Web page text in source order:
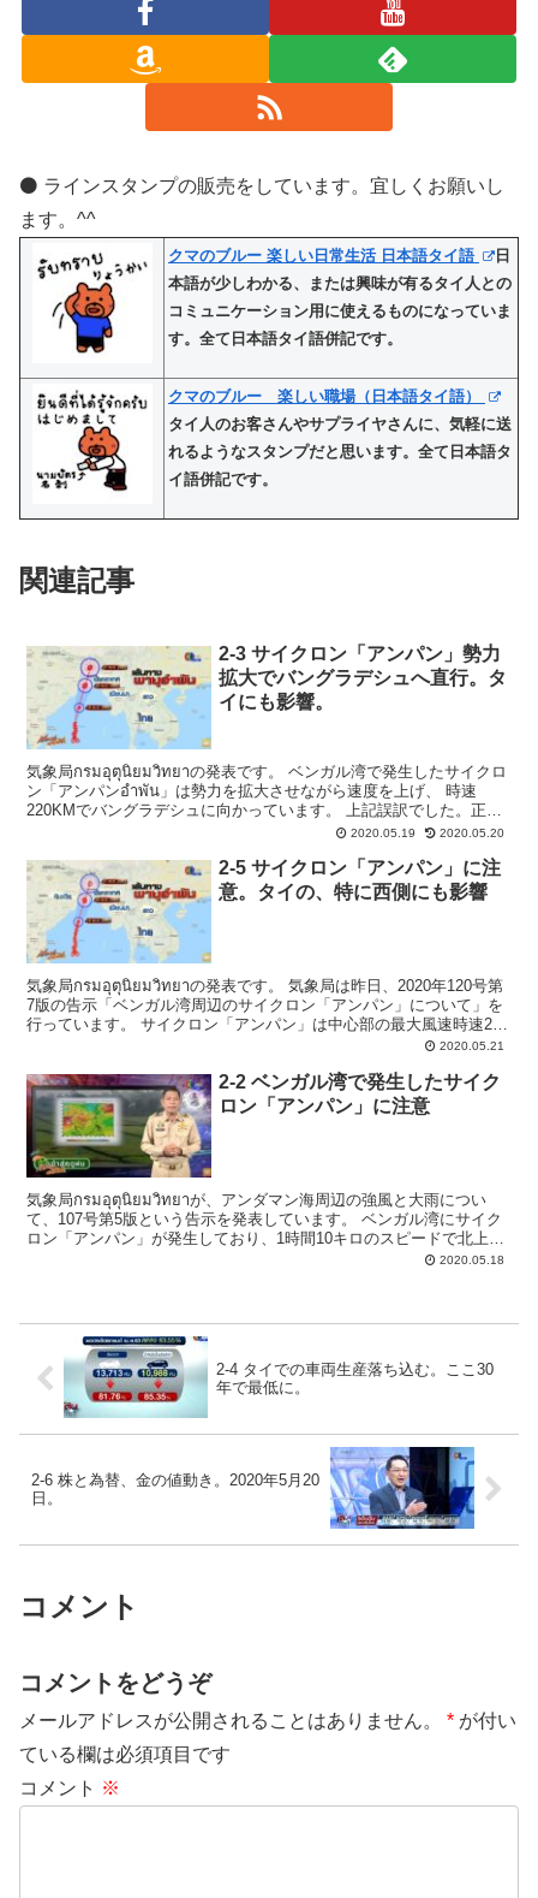
⚫️ ラインスタンプの販売をしています。宜しくお願いし
ます。^^
クマのブルー 楽しい日常生活 日本語タイ語
日
本語が少しわかる、または興味が有るタイ人との
コミュニケーション用に使えるものになっていま
す。全て日本語タイ語併記です。
クマのブルー 楽しい職場（日本語タイ語）
タイ人のお客さんやサプライヤさんに、気軽に送
れるようなスタンプだと思います。全て日本語タ
イ語併記です。
関連記事
2-3 サイクロン「アンパン」勢力
拡大でバングラデシュへ直行。タ
イにも影響。
気象局กรมอุตุนิยมวิทยาの発表です。 ベンガル湾で発生したサイクロ
ン「アンパンอำพัน」は勢力を拡大させながら速度を上げ、 時速
220KMでバングラデシュに向かっています。 上記誤訳でした。正し
2020.05.19 2020.05.20
2-5 サイクロン「アンパン」に注
意。タイの、特に西側にも影響
気象局กรมอุตุนิยมวิทยาの発表です。 気象局は昨日、2020年120号第
7版の告示「ベンガル湾周辺のサイクロン「アンパン」について」を
行っています。 サイクロン「アンパン」は中心部の最大風速時速220
2020.05.21
2-2 ベンガル湾で発生したサイク
ロン「アンパン」に注意
気象局กรมอุตุนิยมวิทยาが、アンダマン海周辺の強風と大雨につい
て、107号第5版という告示を発表しています。 ベンガル湾にサイク
ロン「アンパン」が発生しており、1時間10キロのスピードで北上
2020.05.18
2-4 タイでの車両生産落ち込む。ここ30
年で最低に。
2-6 株と為替、金の値動き。2020年5月20
日。
コメント
コメントをどうぞ
メールアドレスが公開されることはありません。 * が付い
ている欄は必須項目です
コメント ※